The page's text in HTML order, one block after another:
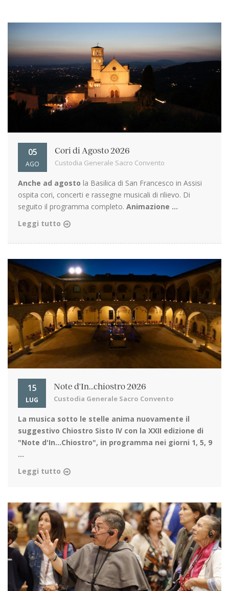
05
AGO
Cori di Agosto 2026
Custodia Generale Sacro Convento
Anche ad agosto la Basilica di San Francesco in Assisi
ospita cori, concerti e rassegne musicali di rilievo. Di
seguito il programma completo. Animazione ...
Leggi tutto
15
LUG
Note d'In...chiostro 2026
Custodia Generale Sacro Convento
La musica sotto le stelle anima nuovamente il
suggestivo Chiostro Sisto IV con la XXII edizione di
"Note d'In…Chiostro", in programma nei giorni 1, 5, 9
...
Leggi tutto